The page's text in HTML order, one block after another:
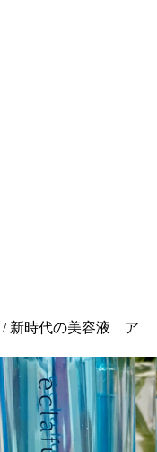
/ 新時代の美容液 ア